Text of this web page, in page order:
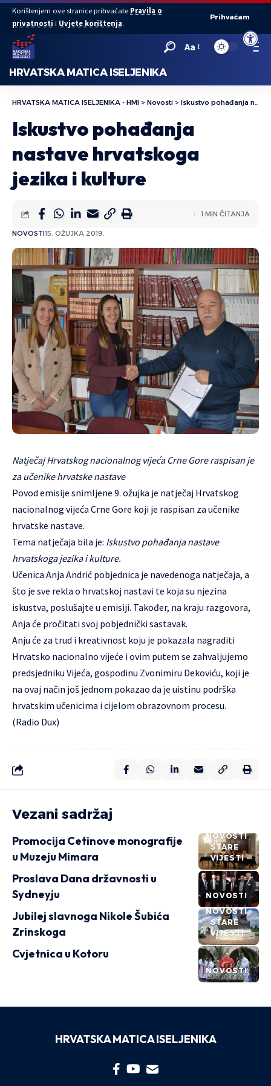
Open
Korištenjem ove stranice prihvaćate Pravila o
privatnosti i Uvjete korištenja.
Prihvaćam
Aa
HRVATSKA MATICA ISELJENIKA
HRVATSKA MATICA ISELJENIKA - HMI > Novosti > Iskustvo pohađanja nastave hrvatskoga jezika i kulture
Iskustvo pohađanja
nastave hrvatskoga
jezika i kulture
NOVOSTI15. OŽUJKA 2019.
1 MIN ČITANJA
Natječaj Hrvatskog nacionalnog vijeća Crne Gore raspisan je
za učenike hrvatske nastave
Povod emisije snimljene 9. ožujka je natječaj Hrvatskog
nacionalnog vijeća Crne Gore koji je raspisan za učenike
hrvatske nastave.
Tema natječaja bila je: Iskustvo pohađanja nastave
hrvatskoga jezika i kulture.
Učenica Anja Andrić pobjednica je navedenoga natječaja, a
što je sve rekla o hrvatskoj nastavi te koja su njezina
iskustva, poslušajte u emisiji. Također, na kraju razgovora,
Anja će pročitati svoj pobjednički sastavak.
Anju će za trud i kreativnost koju je pokazala nagraditi
Hrvatsko nacionalno vijeće i ovim putem se zahvaljujemo
predsjedniku Vijeća, gospodinu Zvonimiru Dekoviću, koji je
na ovaj način još jednom pokazao da je uistinu podrška
hrvatskim učenicima i cijelom obrazovnom procesu.
(Radio Dux)
Vezani sadržaj
NOVOSTI
STARE
VIJESTI
Promocija Cetinove monografije
u Muzeju Mimara
NOVOSTI
Proslava Dana državnosti u
Sydneyju
NOVOSTI
STARE
VIJESTI
Jubilej slavnoga Nikole Šubića
Zrinskoga
NOVOSTI
Cvjetnica u Kotoru
HRVATSKA MATICA ISELJENIKA